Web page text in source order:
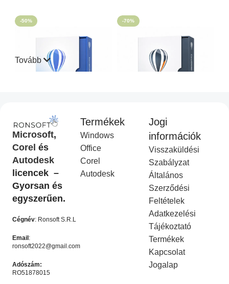
-50%
CorelDraw Standard 2021
I
Corel Licenc
Akciós
termék
Ft19,990.00 Ft 9,990.00
KOSÁRBA HELYEZÉS
-70%
CorelDraw Technical Suite
Akciós termék
49,990.00 Ft14,990.00
KOSÁRBA HELYEZÉS
Tovább
Microsoft,
Corel és
Autodesk
licencek –
Gyorsan és
egyszerűen.
Cégnév: Ronsoft S.R.L
Email :
ronsoft2022@gmail.com
Adószám:
RO51878015
Termékek
Windows
Office
Corel
Autodesk
Jogi
információk
Visszaküldési
Szabályzat
Általános
Szerződési
Feltételek
Adatkezelési
Tájékoztató
Termékek
Kapcsolat
Jogalap